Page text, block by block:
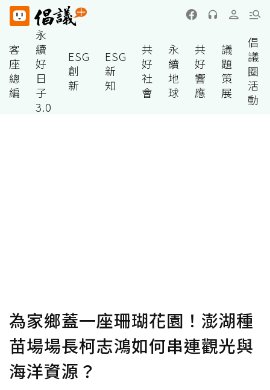
客
座
總
編
永
續
好
日
子
3.0
ESG
創
新
ESG
新
知
共
好
社
會
永
續
地
球
共
好
響
應
議
題
策
展
倡
議
圈
活
動
為家鄉蓋一座珊瑚花園！澎湖種
苗場場長柯志鴻如何串連觀光與
海洋資源？